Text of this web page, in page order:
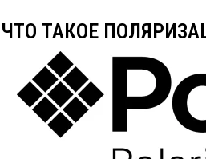
ЧТО ТАКОЕ